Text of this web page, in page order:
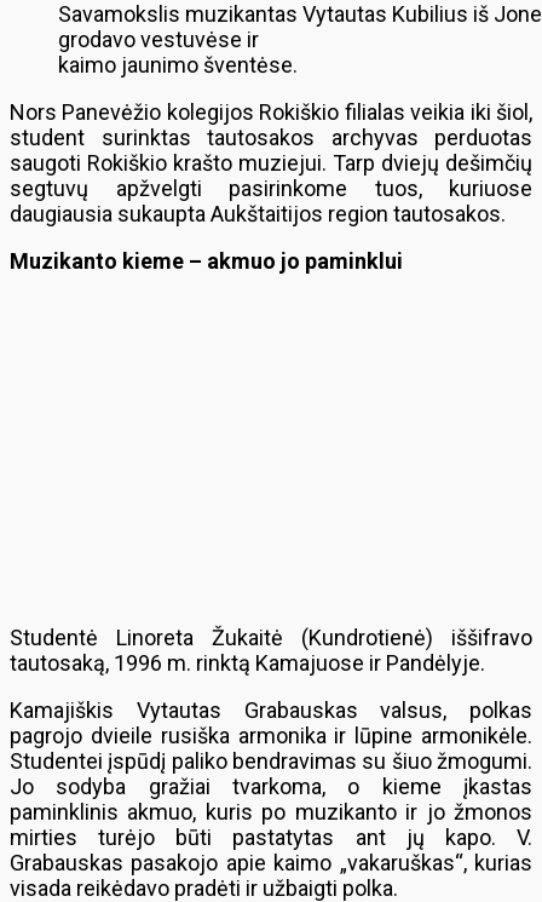
Savamokslis muzikantas Vytautas Kubilius iš
grodavo vestuvėse ir
kaimo jaunimo šventėse.
Nors Panevėžio kolegijos Rokiškio filialas veikia iki šiol,
student surinktas tautosakos archyvas perduotas
saugoti Rokiškio krašto muziejui. Tarp dviejų dešimčių
segtuvų apžvelgti pasirinkome tuos, kuriuose
daugiausia sukaupta Aukštaitijos region tautosakos.
Muzikanto kieme – akmuo jo paminklui
Studentė Linoreta Žukaitė (Kundrotienė) iššifravo
tautosaką, 1996 m. rinktą Kamajuose ir Pandėlyje.
Kamajiškis Vytautas Grabauskas valsus, polkas
pagrojo dvieile rusiška armonika ir lūpine armonikėle.
Studentei įspūdį paliko bendravimas su šiuo žmogumi.
Jo sodyba gražiai tvarkoma, o kieme įkastas
paminklinis akmuo, kuris po muzikanto ir jo žmonos
mirties turėjo būti pastatytas ant jų kapo. V.
Grabauskas pasakojo apie kaimo „vakaruškas“, kurias
visada reikėdavo pradėti ir užbaigti polka.